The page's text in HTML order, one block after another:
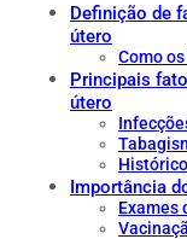
Definição de
útero
Como
Principais
útero
Importância
Exames